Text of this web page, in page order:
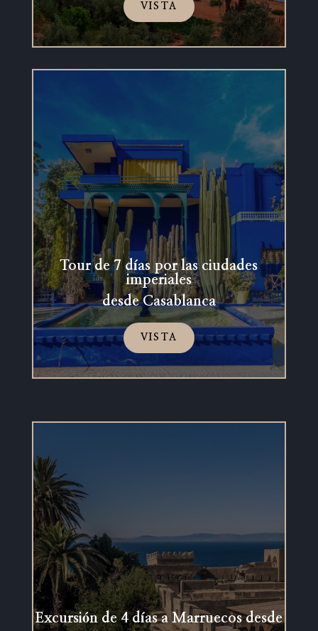
VISTA
Tour de 7 días por las ciudades
imperiales
desde Casablanca
VISTA
Excursión de 4 días a Marruecos desde